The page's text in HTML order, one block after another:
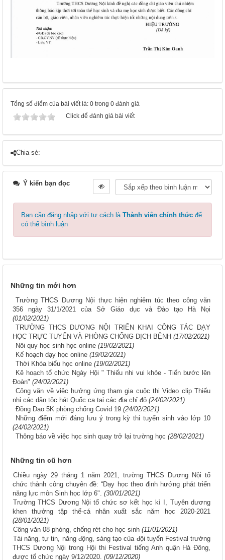
Tổng số điểm của bài viết là: 0 trong 0 đánh giá
Click để đánh giá bài viết
Chia sẻ:
Ý kiến bạn đọc
Bạn cần đăng nhập với tư cách là Thành viên chính thức để
có thể bình luận
Những tin mới hơn
Trường THCS Dương Nội thực hiện nghiêm túc theo công văn
356 ngày 31/1/2021 của Sở Giáo dục và Đào tạo Hà Nọi
(01/02/2021)
TRƯỜNG THCS DƯƠNG NỘI TRIỂN KHAI CÔNG TÁC DẠY
HỌC TRỰC TUYẾN VÀ PHÒNG CHỐNG DỊCH BỆNH (17/02/2021)
Nôi quy học sinh học online (19/02/2021)
Kế hoạch dạy học online (19/02/2021)
Thời Khóa biểu học online (19/02/2021)
Kê hoạch tổ chức Ngày Hội " Thiếu nhi vui khỏe - Tiến bước lên
Đoàn" (24/02/2021)
Công văn về việc hưởng ứng tham gia cuộc thi Video clip Thiếu
nhi các dân tộc hát Quốc ca tại các địa chỉ đỏ (24/02/2021)
Đồng Dao 5K phòng chống Covid 19 (24/02/2021)
Những điểm mới đáng lưu ý trong kỳ thi tuyển sinh vào lớp 10
(24/02/2021)
Thông báo về việc học sinh quay trở lại trường học (28/02/2021)
Những tin cũ hơn
Chiều ngày 29 tháng 1 năm 2021, trường THCS Dương Nội tổ
chức thành công chuyên đề: “Dạy học theo định hướng phát triển
năng lực môn Sinh học lớp 6". (30/01/2021)
Trường THCS Dương Nội tổ chức sơ kết học kì I, Tuyên dương
khen thưởng tập thể-cá nhân xuất sắc năm học 2020-2021
(28/01/2021)
Công văn 08 phòng, chống rét cho học sinh (11/01/2021)
Tài năng, tự tin, năng động, sáng tạo của đội tuyển Festival trường
THCS Dương Nội trong Hội thi Festival tiếng Anh quận Hà Đông,
được tổ chức ngày 9/12/2020. (09/12/2020)